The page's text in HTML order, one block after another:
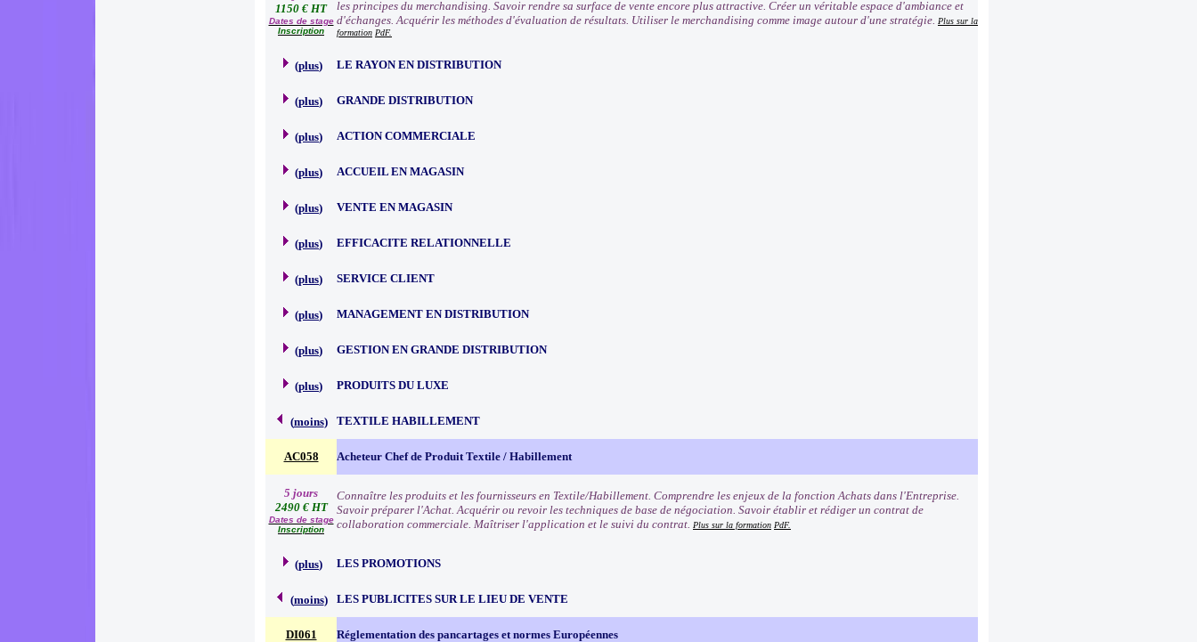
1150 € HT
Dates de stage
Inscription
les principes du merchandising. Savoir rendre sa surface de vente encore plus attractive. Créer un véritable espace d'ambiance et
d'échanges. Acquérir les méthodes d'évaluation de résultats. Utiliser le merchandising comme image autour d'une stratégie. Plus sur la
formation PdF.
(plus) LE RAYON EN DISTRIBUTION
(plus) GRANDE DISTRIBUTION
(plus) ACTION COMMERCIALE
(plus) ACCUEIL EN MAGASIN
(plus) VENTE EN MAGASIN
(plus) EFFICACITE RELATIONNELLE
(plus) SERVICE CLIENT
(plus) MANAGEMENT EN DISTRIBUTION
(plus) GESTION EN GRANDE DISTRIBUTION
(plus) PRODUITS DU LUXE
(moins) TEXTILE HABILLEMENT
AC058 Acheteur Chef de Produit Textile / Habillement
5 jours
2490 € HT
Dates de stage
Inscription
Connaître les produits et les fournisseurs en Textile/Habillement. Comprendre les enjeux de la fonction Achats dans l'Entreprise.
Savoir préparer l'Achat. Acquérir ou revoir les techniques de base de négociation. Savoir établir et rédiger un contrat de
collaboration commerciale. Maîtriser l'application et le suivi du contrat. Plus sur la formation PdF.
(plus) LES PROMOTIONS
(moins) LES PUBLICITES SUR LE LIEU DE VENTE
DI061 Réglementation des pancartages et normes Européennes